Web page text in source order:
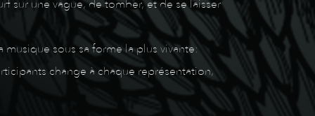
sur une vague, de tomber, et de se laisser
sous sa forme la plus vivante:
change à chaque représentation,